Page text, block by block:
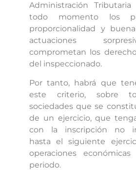
Administración
todo momento los
proporcionalidad y
actuaciones
comprometan los
del inspeccionado.
Por tanto, habrá que
este criterio, sobre
sociedades que se
de un ejercicio, que
con la inscripción no
hasta el siguiente
operaciones
periodo.